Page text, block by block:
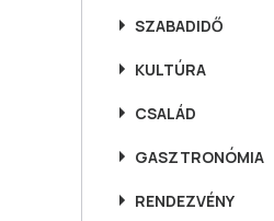
SZABADIDŐ
KULTÚRA
CSALÁD
GASZTRONÓMIA
RENDEZVÉNY